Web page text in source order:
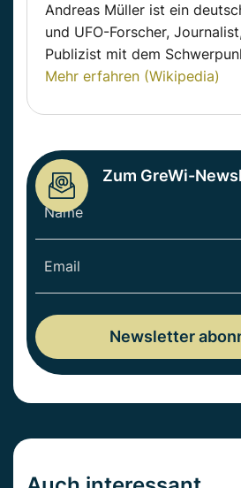
Andreas Müller ist ein
und UFO-Forscher,
Publizist mit dem
Mehr erfahren (Wikipedia)
Zum GreWi-